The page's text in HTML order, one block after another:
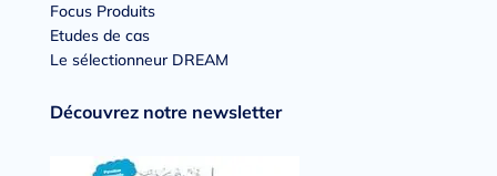
Focus Produits
Etudes de cas
Le sélectionneur DREAM
Découvrez notre newsletter